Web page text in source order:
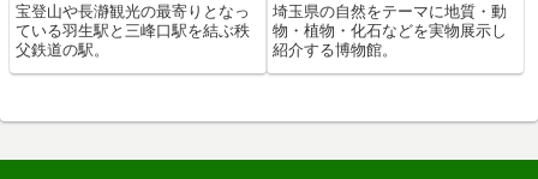
宝登山や長瀞観光の最寄りとなっ
ている羽生駅と三峰口駅を結ぶ秩
父鉄道の駅。
埼玉県の自然をテーマに地質・動
物・植物・化石などを実物展示し
紹介する博物館。